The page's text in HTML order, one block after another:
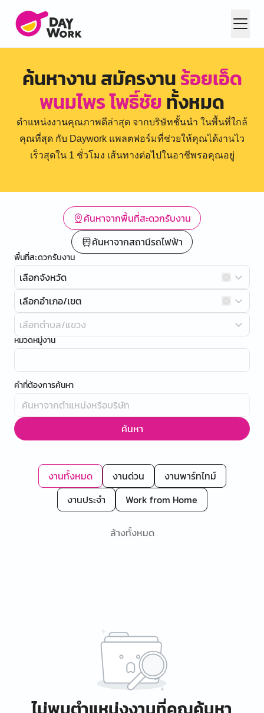
ค้นหางาน สมัครงานร้อยเอ็ด
พนมไพร โพธิ์ชัยทั้งหมด
ตำแหน่งงานคุณภาพดีล่าสุด จากบริษัทชั้นนำ ในพื้นที่ใกล้
คุณที่สุด กับ Daywork แพลตฟอร์มที่ช่วยให้คุณได้งานไว
เร็วสุดใน 1 ชั่วโมง เส้นทางต่อไปในอาชีพรอคุณอยู่
ค้นหาจากพื้นที่สะดวกรับงาน
ค้นหาจากสถานีรถไฟฟ้า
พื้นที่สะดวกรับงาน
เลือกจังหวัด
เลือกอำเภอ/เขต
เลือกตำบล/แขวง
หมวดหมู่งาน
คำที่ต้องการค้นหา
ค้นหา
งานทั้งหมด งานด่วน
งานพาร์ทไทม์
งานประจำ
Work from Home
ล้างทั้งหมด